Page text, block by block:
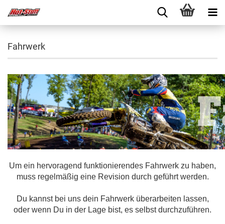
Fahrwerk
Um ein hervoragend funktionierendes Fahrwerk zu haben,
muss regelmäßig eine Revision durch geführt werden.
Du kannst bei uns dein Fahrwerk überarbeiten lassen,
oder wenn Du in der Lage bist, es selbst durchzuführen.